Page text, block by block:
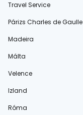
Travel Service
Párizs Charles de
Madeira
Málta
Velence
Izland
Róma